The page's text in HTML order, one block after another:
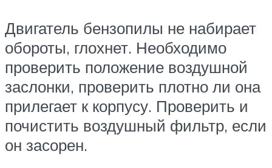
Двигатель бензопилы не набирает
обороты, глохнет. Необходимо
проверить положение воздушной
заслонки, проверить плотно ли она
прилегает к корпусу. Проверить и
почистить воздушный фильтр, если
он засорен.